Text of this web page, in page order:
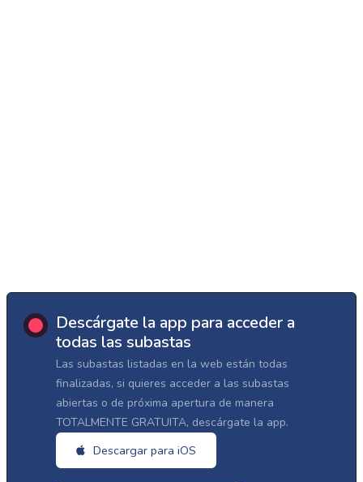
Descárgate la app para acceder a
todas las subastas
Las subastas listadas en la web están todas
finalizadas, si quieres acceder a las subastas
abiertas o de próxima apertura de manera
TOTALMENTE GRATUITA, descárgate la app.
Descargar para iOS